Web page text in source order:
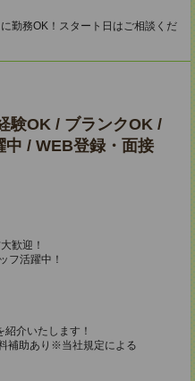
務OK！スタート日はご相談くだ
験OK / ブランクOK /
中 / WEB登録・面接
歓迎！
フ活躍中！
介いたします！
補助あり※当社規定による